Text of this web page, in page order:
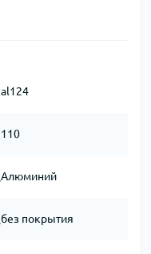
al124
110
Алюминий
без покрытия